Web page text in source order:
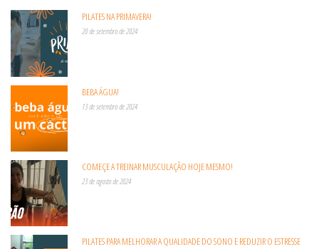
PILATES NA PRIMAVERA!
20 de setembro de 2024
BEBA ÁGUA!
13 de setembro de 2024
COMEÇE A TREINAR MUSCULAÇÃO HOJE MESMO!
23 de agosto de 2024
PILATES PARA MELHORAR A QUALIDADE DO SONO E REDUZIR O ESTRESSE